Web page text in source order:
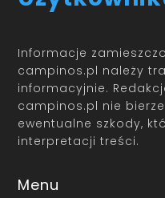
Informacje
campinos.pl należy
informacyjnie.
campinos.pl nie
ewentualne szkody,
interpretacji treści.
Menu